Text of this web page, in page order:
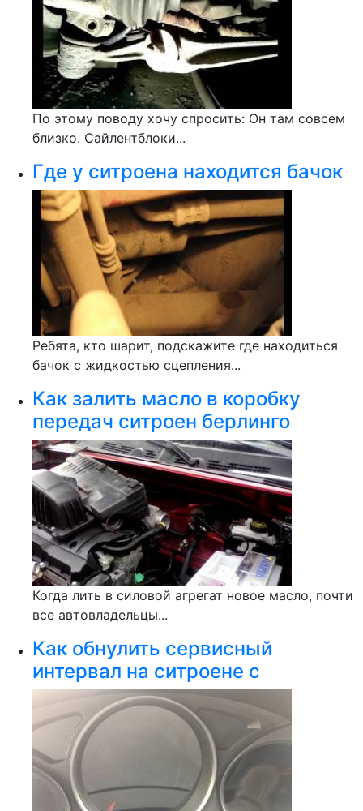
По этому поводу хочу спросить: Он там совсем
близко. Сайлентблоки...
Где у ситроена находится бачок
Ребята, кто шарит, подскажите где находиться
бачок с жидкостью сцепления...
Как залить масло в коробку
передач ситроен берлинго
Когда лить в силовой агрегат новое масло, почти
все автовладельцы...
Как обнулить сервисный
интервал на ситроене с